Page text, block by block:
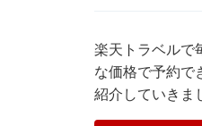
楽天トラベルで
な価格で予約で
紹介していきま